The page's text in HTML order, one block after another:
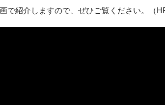
で紹介しますので、ぜひご覧ください。（